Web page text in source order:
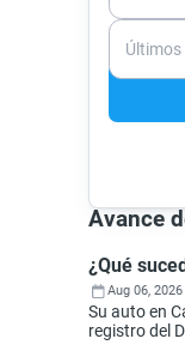
Últimos
Avance
¿Qué
Aug 06, 2026
Su auto en
registro del